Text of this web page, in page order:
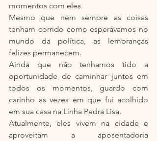
momentos com eles.
Mesmo que nem sempre as coisas
tenham corrido como esperávamos no
mundo da política, as lembranças
felizes permanecem.
Ainda que não tenhamos tido a
oportunidade de caminhar juntos em
todos os momentos, guardo com
carinho as vezes em que fui acolhido
em sua casa na Linha Pedra Lisa.
Atualmente, eles vivem na cidade e
aproveitam a aposentadoria